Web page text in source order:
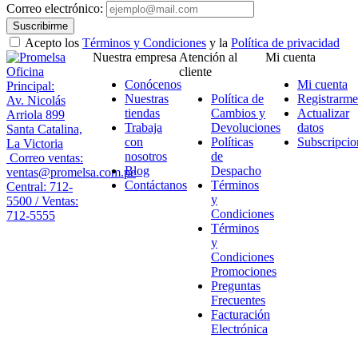
Correo electrónico:
Suscribirme
Acepto los Términos y Condiciones y la Política de privacidad
Oficina
Principal:
Av. Nicolás
Arriola 899
Santa Catalina,
La Victoria
Correo ventas:
ventas@promelsa.com.pe
Central: 712-
5500 / Ventas:
712-5555
Nuestra empresa
Conócenos
Nuestras
tiendas
Trabaja
con
nosotros
Blog
Contáctanos
Atención al
cliente
Política de
Cambios y
Devoluciones
Políticas
de
Despacho
Términos
y
Condiciones
Términos
y
Condiciones
Promociones
Preguntas
Frecuentes
Facturación
Electrónica
Mi cuenta
Mi cuenta
Registrarme
Actualizar
datos